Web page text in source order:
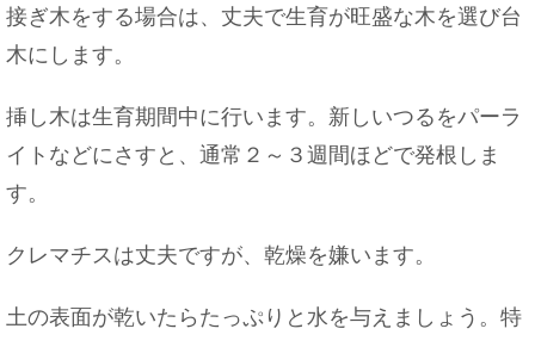
接ぎ木をする場合は、丈夫で生育が旺盛な木を選び台
木にします。
挿し木は生育期間中に行います。新しいつるをパーラ
イトなどにさすと、通常２～３週間ほどで発根しま
す。
クレマチスは丈夫ですが、乾燥を嫌います。
土の表面が乾いたらたっぷりと水を与えましょう。特